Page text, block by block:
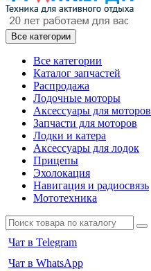
Все категории
Все категории
Каталог запчастей
Распродажа
Лодочные моторы
Аксессуары для моторов
Запчасти для моторов
Лодки и катера
Аксессуары для лодок
Прицепы
Эхолокация
Навигация и радиосвязь
Мототехника
Чат в Telegram
Чат в WhatsApp